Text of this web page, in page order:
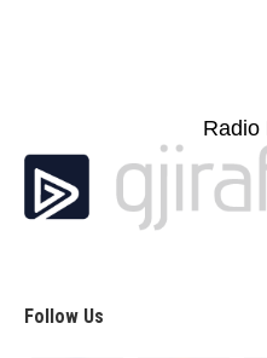
Radio
Follow Us